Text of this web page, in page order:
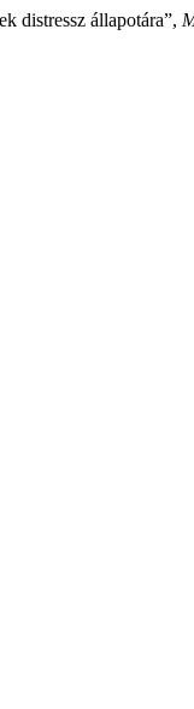
distressz állapotára”,